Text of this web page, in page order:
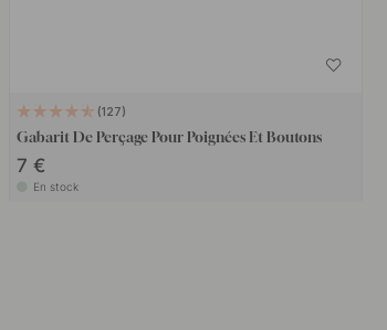
127
Gabarit De Perçage Pour Poignées Et Boutons
7 €
En stock